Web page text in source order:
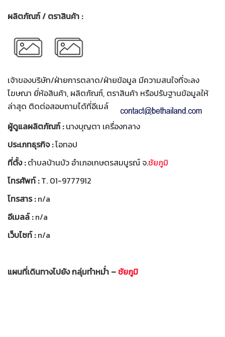
ผลิตภัณฑ์ / ตราสินค้า :
เจ้าของบริษัท/ฝ่ายการตลาด/ฝ่ายข้อมูล มีความสนใจที่จะลง
โฆษณา ยี่ห้อสินค้า, ผลิตภัณฑ์, ตราสินค้า หรือปรับฐานข้อมูลให้
ล่าสุด ติดต่อสอบถามได้ที่อีเมล์
ผู้ดูแลผลิตภัณฑ์ :นางบุญตา เครื่องกลาง
ประเภทธุรกิจ :โอทอป
ที่ตั้ง :ตำบลบ้านบัว อำเภอเกษตรสมบูรณ์ จ.ชัยภูมิ
โทรศัพท์ :T. 01-9777912
โทรสาร :n/a
อีเมลล์ :n/a
เว็บไซท์ :n/a
แผนที่เดินทางไปยัง กลุ่มทำหม่ำ –ชัยภูมิ